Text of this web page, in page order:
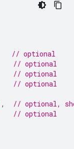
// optional
// optional
// optional
// optional
,
// optional,
// optional